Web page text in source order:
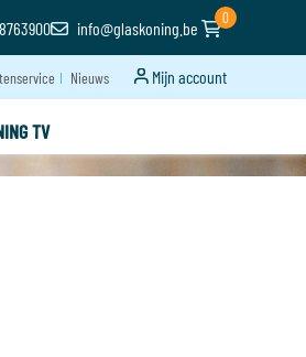
info@glaskoning.be 0
Nieuws Mijn account
TV